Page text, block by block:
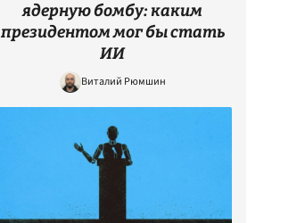
ядерную бомбу: каким
президентом мог бы стать
ИИ
Виталий Рюмшин